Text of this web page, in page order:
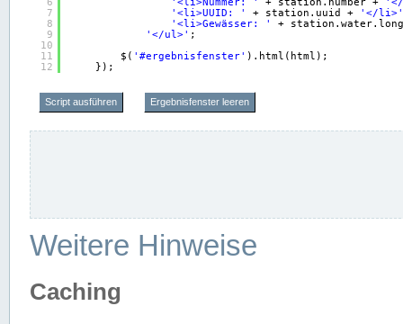
7
8
9
10
11
12
'<li>UUID: '
+ station.uuid +
'</li>'
'<li>Gewässer: '
+
'</ul>' ;
$( '#ergebnisfenster' ).html(html);
});
Script ausführen Ergebnisfenster leeren
Weitere Hinweise
Caching